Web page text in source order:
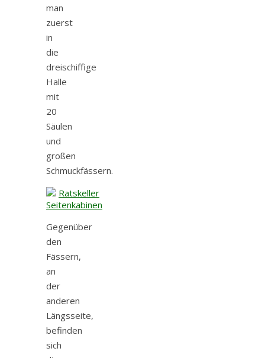
man
zuerst
in
die
dreischiffige
Halle
mit
20
Säulen
und
großen
Schmuckfässern.
Gegenüber
den
Fässern,
an
der
anderen
Längsseite,
befinden
sich